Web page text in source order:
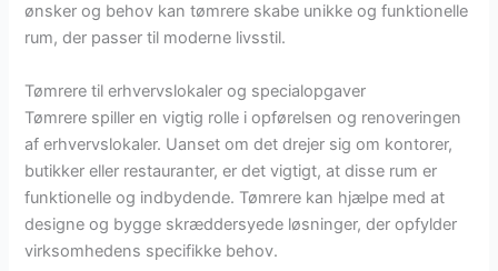
ønsker og behov kan tømrere skabe unikke og funktionelle
rum, der passer til moderne livsstil.
Tømrere til erhvervslokaler og specialopgaver
Tømrere spiller en vigtig rolle i opførelsen og renoveringen
af erhvervslokaler. Uanset om det drejer sig om kontorer,
butikker eller restauranter, er det vigtigt, at disse rum er
funktionelle og indbydende. Tømrere kan hjælpe med at
designe og bygge skræddersyede løsninger, der opfylder
virksomhedens specifikke behov.